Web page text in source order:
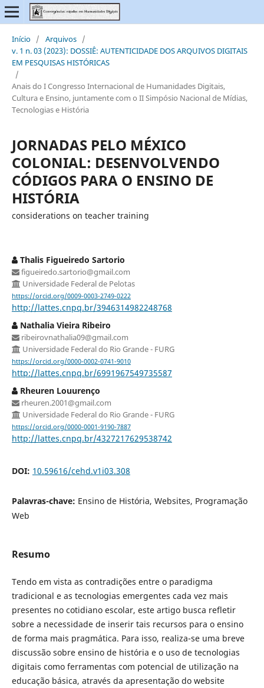
Início / Arquivos /
v. 1 n. 03 (2023): DOSSIÊ: AUTENTICIDADE DOS ARQUIVOS DIGITAIS
EM PESQUISAS HISTÓRICAS
/
Anais do I Congresso Internacional de Humanidades Digitais,
Cultura e Ensino, juntamente com o II Simpósio Nacional de Mídias,
Tecnologias e História
JORNADAS PELO MÉXICO
COLONIAL: DESENVOLVENDO
CÓDIGOS PARA O ENSINO DE
HISTÓRIA
considerations on teacher training
Thalis Figueiredo Sartorio
figueiredo.sartorio@gmail.com
Universidade Federal de Pelotas
https://orcid.org/0009-0003-2749-0222
http://lattes.cnpq.br/3946314982248768
Nathalia Vieira Ribeiro
ribeirovnathalia09@gmail.com
Universidade Federal do Rio Grande - FURG
https://orcid.org/0000-0002-0741-9010
http://lattes.cnpq.br/6991967549735587
Rheuren Louurenço
rheuren.2001@gmail.com
Universidade Federal do Rio Grande - FURG
https://orcid.org/0000-0001-9190-7887
http://lattes.cnpq.br/4327217629538742
DOI: 10.59616/cehd.v1i03.308
Palavras-chave: Ensino de História, Websites, Programação
Web
Resumo
Tendo em vista as contradições entre o paradigma
tradicional e as tecnologias emergentes cada vez mais
presentes no cotidiano escolar, este artigo busca refletir
sobre a necessidade de inserir tais recursos para o ensino
de forma mais pragmática. Para isso, realiza-se uma breve
discussão sobre ensino de história e o uso de tecnologias
digitais como ferramentas com potencial de utilização na
educação básica, através da apresentação do website